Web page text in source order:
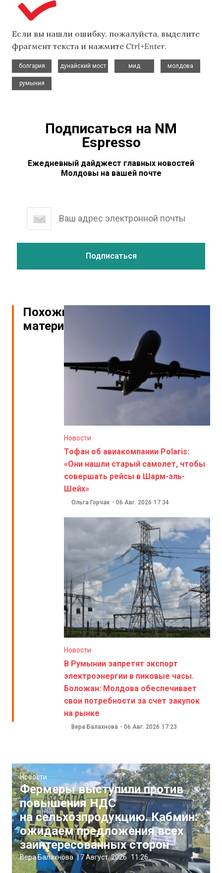
Если вы нашли ошибку, пожалуйста, выделите
фрагмент текста и нажмите Ctrl+Enter.
болгария
дунайский мост
мид
молдова
румыния
Подписаться на NM
Espresso
Ежедневный дайджест главных новостей
Молдовы на вашей почте
Похожие
материалы
Новости
Тофан об авиакомпании Polaris:
«Они нашли старый самолет, чтобы
совершать рейсы в Шарм-эль-
Шейх»
Ольга Горчак - 06 Авг. 2026 17:34
Новости
В Румынии запретят экспорт
электроэнергии в пиковые часы.
Боложан: Молдова обеспечивает
свои потребности за счет закупок
на рынке
Вера Балахнова - 06 Авг. 2026 17:23
Новости
Фермеры выступили против
повышения НДС
на сельхозпродукцию. Кабмин:
ожидаем предложения всех
заинтересованных сторон
Вера Балахнова |7 Август, 2026 11:26